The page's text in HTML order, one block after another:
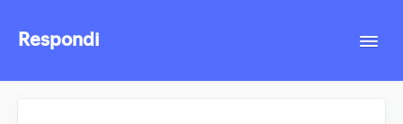
Respondi